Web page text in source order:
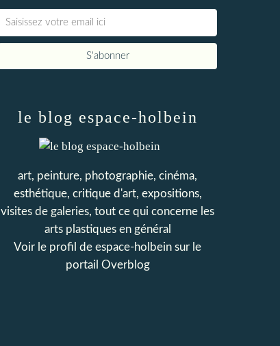
le blog espace-holbein
art, peinture, photographie, cinéma,
esthétique, critique d'art, expositions,
visites de galeries, tout ce qui concerne les
arts plastiques en général
Voir le profil de espace-holbein sur le
portail Overblog